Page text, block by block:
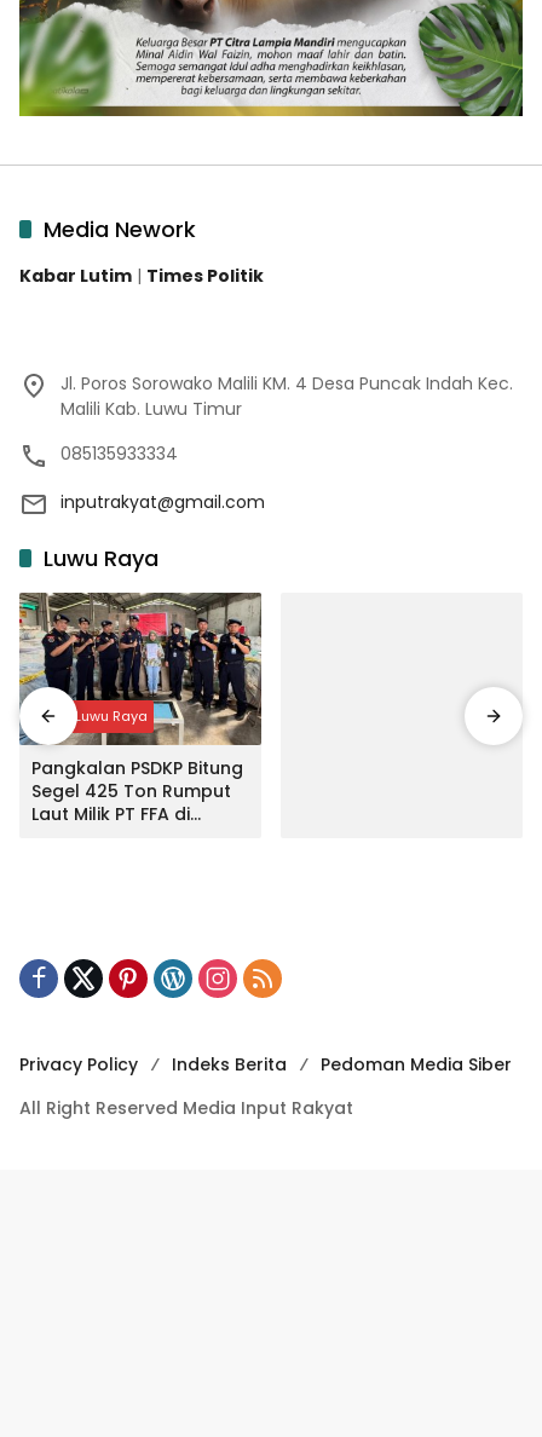
Media Nework
Kabar Lutim | Times Politik
Jl. Poros Sorowako Malili KM. 4 Desa Puncak Indah Kec.
Malili Kab. Luwu Timur
085135933334
inputrakyat@gmail.com
Luwu Raya
Input Luwu Raya
Pangkalan PSDKP Bitung
Segel 425 Ton Rumput
Laut Milik PT FFA di
Privacy Policy Indeks Berita
Pedoman Media Siber
All Right Reserved Media Input Rakyat